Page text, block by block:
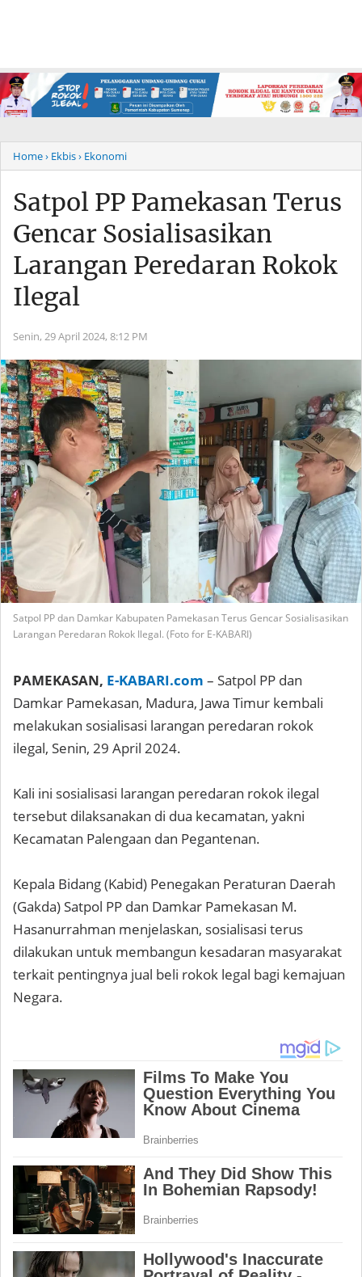
Home› Ekbis› Ekonomi
Satpol PP Pamekasan Terus
Gencar Sosialisasikan
Larangan Peredaran Rokok
Ilegal
Senin, 29 April 2024, 8:12 PM
Satpol PP dan Damkar Kabupaten Pamekasan Terus Gencar Sosialisasikan
Larangan Peredaran Rokok Ilegal. (Foto for E-KABARI)
PAMEKASAN, E-KABARI.com – Satpol PP dan
Damkar Pamekasan, Madura, Jawa Timur kembali
melakukan sosialisasi larangan peredaran rokok
ilegal, Senin, 29 April 2024.
Kali ini sosialisasi larangan peredaran rokok ilegal
tersebut dilaksanakan di dua kecamatan, yakni
Kecamatan Palengaan dan Pegantenan.
Kepala Bidang (Kabid) Penegakan Peraturan Daerah
(Gakda) Satpol PP dan Damkar Pamekasan M.
Hasanurrahman menjelaskan, sosialisasi terus
dilakukan untuk membangun kesadaran masyarakat
terkait pentingnya jual beli rokok legal bagi kemajuan
Negara.